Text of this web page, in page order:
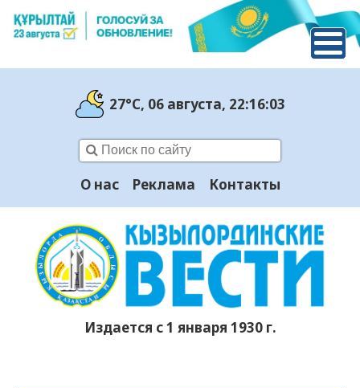
27°C, 06 августа, 22:16:04
О нас Реклама Контакты
Издается с 1 января 1930 г.